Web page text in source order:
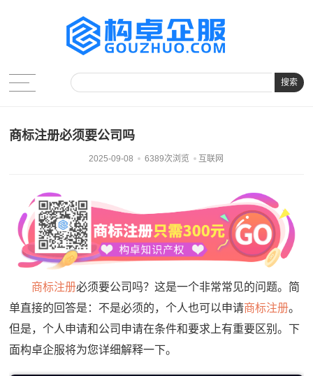
搜索
商标注册必须要公司吗
2025-09-08 6389次浏览 互联网
商标注册必须要公司吗？这是一个非常常见的问题。简
单直接的回答是：不是必须的，个人也可以申请商标注册。
但是，个人申请和公司申请在条件和要求上有重要区别。下
面构卓企服将为您详细解释一下。